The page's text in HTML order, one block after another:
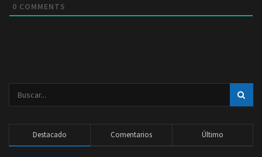
0 COMMENTS
Destacado Comentarios Último